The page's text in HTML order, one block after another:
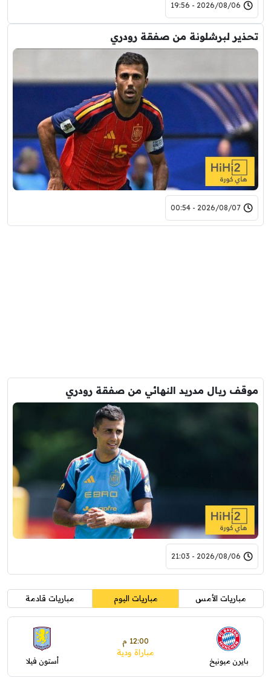
2026/08/06 - 19:56
تحذير لبرشلونة من صفقة رودري
2026/08/07 - 00:54
موقف ريال مدريد النهائي من صفقة رودري
2026/08/06 - 21:03
مباريات الأمس مباريات اليوم مباريات قادمة
بايرن ميونيخ
12:00 م
مباراة ودية
أستون فيلا